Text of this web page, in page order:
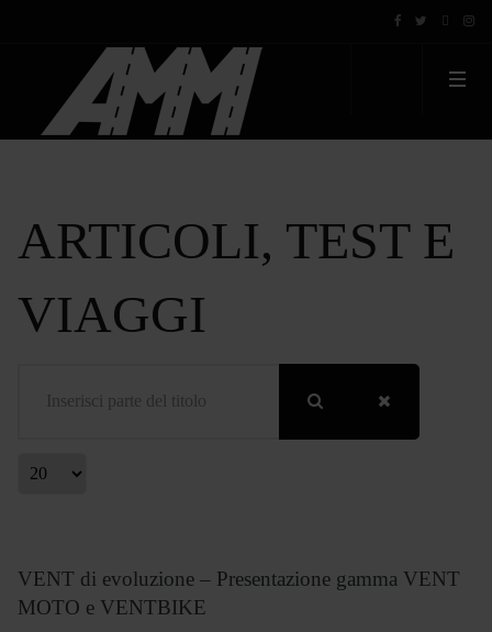
ARTICOLI, TEST E
VIAGGI
Visualizza #
VENT di evoluzione – Presentazione gamma VENT
MOTO e VENTBIKE